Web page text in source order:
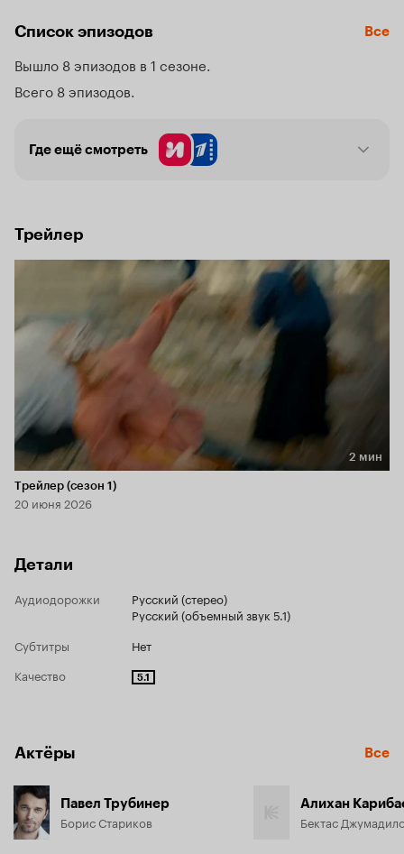
Список эпизодов Все
Вышло 8 эпизодов в 1 сезоне
Всего 8 эпизодов
Где ещё смотреть
Трейлер
Длительность 2 мин
2 мин
Трейлер (сезон 1)
20 июня 2026
Детали
Аудиодорожки
Русский (стерео)
Русский (объемный звук 5.1)
Субтитры
Нет
Качество
5.1
Актёры Все
Павел Трубинер
Борис Стариков
Алихан
Бектас